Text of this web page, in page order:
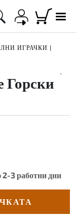
ИГРАЧКИ |
Горски
2-3работни дни